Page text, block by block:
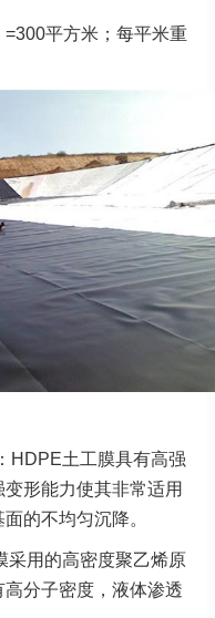
平方米；每平米重
HDPE土工膜具有高强
形能力使其非常适用
的不均匀沉降。
采用的高密度聚乙烯原
分子密度，液体渗透